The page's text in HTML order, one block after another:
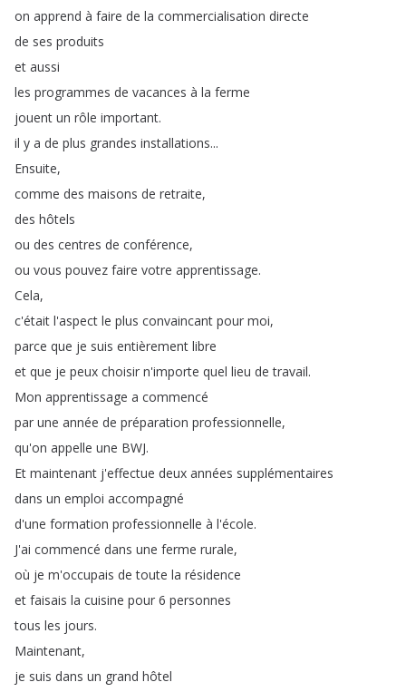
on apprend à faire de la commercialisation directe
de ses produits
et aussi
les programmes de vacances à la ferme
jouent un rôle important.
il y a de plus grandes installations...
Ensuite,
comme des maisons de retraite,
des hôtels
ou des centres de conférence,
ou vous pouvez faire votre apprentissage.
Cela,
c'était l'aspect le plus convaincant pour moi,
parce que je suis entièrement libre
et que je peux choisir n'importe quel lieu de travail.
Mon apprentissage a commencé
par une année de préparation professionnelle,
qu'on appelle une BWJ.
Et maintenant j'effectue deux années supplémentaires
dans un emploi accompagné
d'une formation professionnelle à l'école.
J'ai commencé dans une ferme rurale,
où je m'occupais de toute la résidence
et faisais la cuisine pour 6 personnes
tous les jours.
Maintenant,
je suis dans un grand hôtel